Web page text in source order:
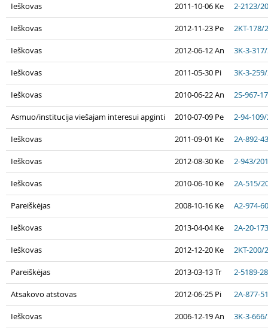
Ieškovas 2011-10-06 Ke 2-2123/
Ieškovas 2012-11-23 Pe 2KT-178/
Ieškovas 2012-06-12 An 3K-3-
Ieškovas 2011-05-30 Pi 3K-3-
Ieškovas 2010-06-22 An 2S-967-
Asmuo/institucija viešajam interesui apginti 2010-07-09 Pe 2-94-
Ieškovas 2011-09-01 Ke 2A-892-
Ieškovas 2012-08-30 Ke 2-943/
Ieškovas 2010-06-10 Ke 2A-515/
Pareiškėjas 2008-10-16 Ke A2-974-
Ieškovas 2013-04-04 Ke 2A-20-
Ieškovas 2012-12-20 Ke 2KT-200/
Pareiškėjas 2013-03-13 Tr 2-5189-
Atsakovo atstovas 2012-06-25 Pi 2A-877-
Ieškovas 2006-12-19 An 3K-3-